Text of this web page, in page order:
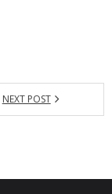
NEXT POST